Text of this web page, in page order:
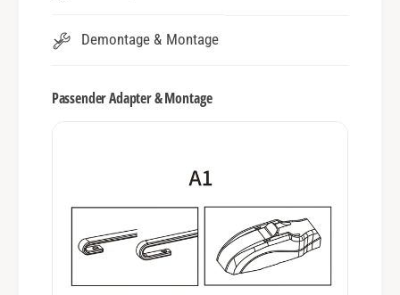
Demontage & Montage
Passender Adapter & Montage